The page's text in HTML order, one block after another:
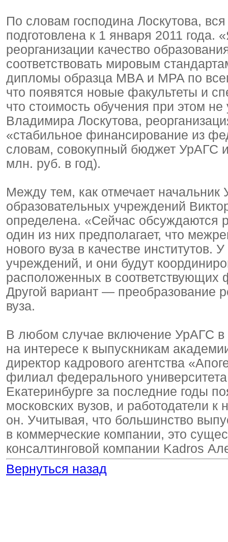
По словам господина Лоскутова,
подготовлена к 1 января 2011
реорганизации качество
соответствовать мировым
дипломы образца MBA и MPA по
что появятся новые факультеты и
что стоимость обучения при этом
Владимира Лоскутова,
«стабильное финансирование из
словам, совокупный бюджет УрАГС
млн. руб. в год).
Между тем, как отмечает
образовательных учреждений
определена. «Сейчас обсуждаются
один из них предполагает, что
нового вуза в качестве институтов.
учреждений, и они будут
расположенных в
Другой вариант — преобразование
вуза.
В любом случае включение УрАГС в
на интересе к выпускникам
директор кадрового агентства
филиал федерального
Екатеринбурге за последние годы
московских вузов, и работодатели
он. Учитывая, что большинство
в коммерческие компании, это
консалтинговой компании Kadros
Вернуться назад